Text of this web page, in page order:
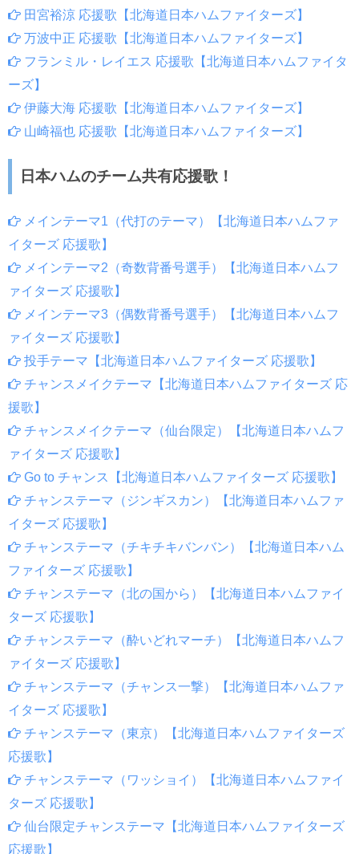
田宮裕涼 応援歌【北海道日本ハムファイターズ】
万波中正 応援歌【北海道日本ハムファイターズ】
フランミル・レイエス 応援歌【北海道日本ハムファイタ
ーズ】
伊藤大海 応援歌【北海道日本ハムファイターズ】
山崎福也 応援歌【北海道日本ハムファイターズ】
日本ハムのチーム共有応援歌！
メインテーマ1（代打のテーマ）【北海道日本ハムファ
イターズ 応援歌】
メインテーマ2（奇数背番号選手）【北海道日本ハムフ
ァイターズ 応援歌】
メインテーマ3（偶数背番号選手）【北海道日本ハムフ
ァイターズ 応援歌】
投手テーマ【北海道日本ハムファイターズ 応援歌】
チャンスメイクテーマ【北海道日本ハムファイターズ 応
援歌】
チャンスメイクテーマ（仙台限定）【北海道日本ハムフ
ァイターズ 応援歌】
Go to チャンス【北海道日本ハムファイターズ 応援歌】
チャンステーマ（ジンギスカン）【北海道日本ハムファ
イターズ 応援歌】
チャンステーマ（チキチキバンバン）【北海道日本ハム
ファイターズ 応援歌】
チャンステーマ（北の国から）【北海道日本ハムファイ
ターズ 応援歌】
チャンステーマ（酔いどれマーチ）【北海道日本ハムフ
ァイターズ 応援歌】
チャンステーマ（チャンス一撃）【北海道日本ハムファ
イターズ 応援歌】
チャンステーマ（東京）【北海道日本ハムファイターズ
応援歌】
チャンステーマ（ワッショイ）【北海道日本ハムファイ
ターズ 応援歌】
仙台限定チャンステーマ【北海道日本ハムファイターズ
応援歌】